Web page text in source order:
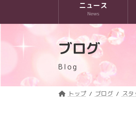
ニュース
News
ブログ
Blog
トップ ブログ スタ